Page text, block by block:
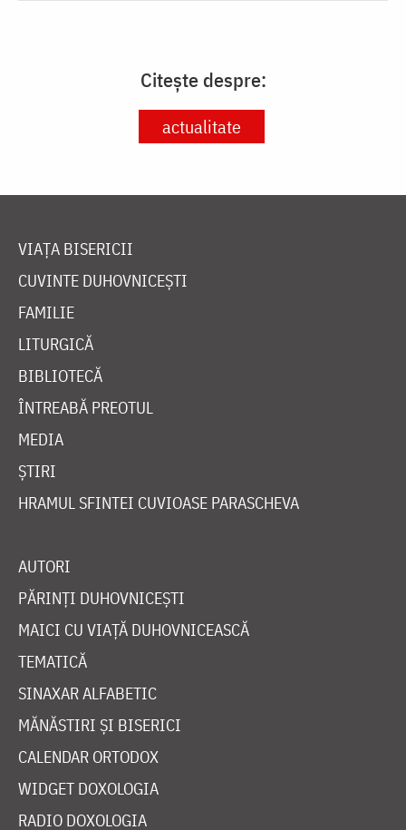
Citește despre:
actualitate
VIAȚA BISERICII
CUVINTE DUHOVNICEȘTI
FAMILIE
LITURGICĂ
BIBLIOTECĂ
ÎNTREABĂ PREOTUL
MEDIA
ȘTIRI
HRAMUL SFINTEI CUVIOASE PARASCHEVA
AUTORI
PĂRINȚI DUHOVNICEȘTI
MAICI CU VIAȚĂ DUHOVNICEASCĂ
TEMATICĂ
SINAXAR ALFABETIC
MĂNĂSTIRI ȘI BISERICI
CALENDAR ORTODOX
WIDGET DOXOLOGIA
RADIO DOXOLOGIA